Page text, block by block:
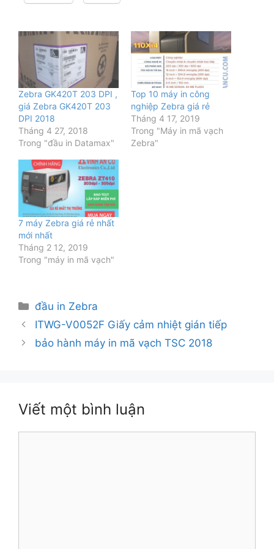
Zebra GK420T 203 DPI ,
giá Zebra GK420T 203
DPI 2018
Tháng 4 27, 2018
Trong "đầu in Datamax"
Top 10 máy in công
nghiệp Zebra giá rẻ
Tháng 4 17, 2019
Trong "Máy in mã vạch
Zebra"
7 máy Zebra giá rẻ nhất
mới nhất
Tháng 2 12, 2019
Trong "máy in mã vạch"
Danh
mục
đầu in Zebra
ITWG-V0052F Giấy cảm nhiệt gián tiếp
bảo hành máy in mã vạch TSC 2018
Viết một bình luận